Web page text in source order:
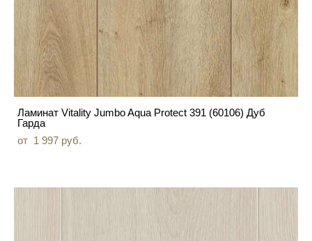
Ламинат Vitality Jumbo Aqua Protect 391 (60106) Дуб
Гарда
от 1 997 pуб.